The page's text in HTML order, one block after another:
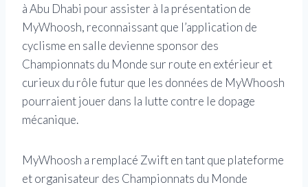
à Abu Dhabi pour assister à la présentation de
MyWhoosh, reconnaissant que l’application de
cyclisme en salle devienne sponsor des
Championnats du Monde sur route en extérieur et
curieux du rôle futur que les données de MyWhoosh
pourraient jouer dans la lutte contre le dopage
mécanique.
MyWhoosh a remplacé Zwift en tant que plateforme
et organisateur des Championnats du Monde